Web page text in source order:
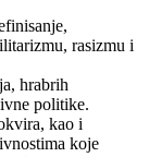
rasizmu i
hrabrih
politike.
kao i
koje